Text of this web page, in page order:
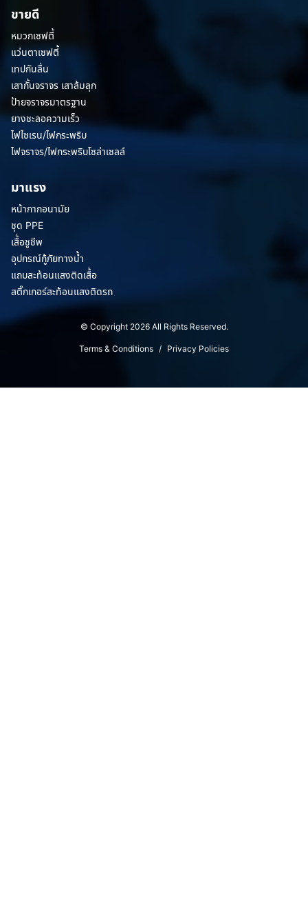
ขายดี
หมวกเซฟตี้
แว่นตาเซฟตี้
เทปกันลื่น
เสากั้นจราจร เสาล้มลุก
ป้ายจราจรมาตรฐาน
ยางชะลอความเร็ว
ไฟไซเรน/ไฟกระพริบ
ไฟจราจร/ไฟกระพริบโซล่าเซลล์
มาแรง
หน้ากากอนามัย
ชุด PPE
เสื้อชูชีพ
อุปกรณ์กู้ภัยทางน้ำ
แถบสะท้อนแสงติดเสื้อ
สติ๊กเกอร์สะท้อนแสงติดรถ
© Copyright 2026 All Rights Reserved.
Terms & Conditions / Privacy Policies